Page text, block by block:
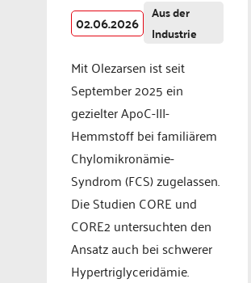
02.06.2026
Aus der
Industrie
Mit Olezarsen ist seit
September 2025 ein
gezielter ApoC-III-
Hemmstoff bei familiärem
Chylomikronämie-
Syndrom (FCS) zugelassen.
Die Studien CORE und
CORE2 untersuchten den
Ansatz auch bei schwerer
Hypertriglyceridämie.